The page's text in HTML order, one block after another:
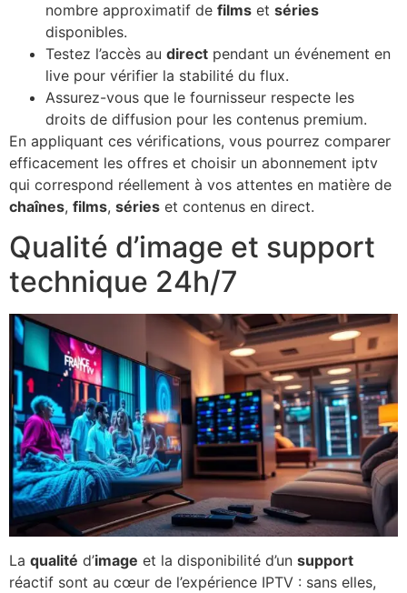
nombre approximatif de films et séries
disponibles.
Testez l’accès au direct pendant un événement en
live pour vérifier la stabilité du flux.
Assurez-vous que le fournisseur respecte les
droits de diffusion pour les contenus premium.
En appliquant ces vérifications, vous pourrez comparer
efficacement les offres et choisir un abonnement iptv
qui correspond réellement à vos attentes en matière de
chaînes, films, séries et contenus en direct.
Qualité d’image et support
technique 24h/7
La qualité d’image et la disponibilité d’un support
réactif sont au cœur de l’expérience IPTV : sans elles,